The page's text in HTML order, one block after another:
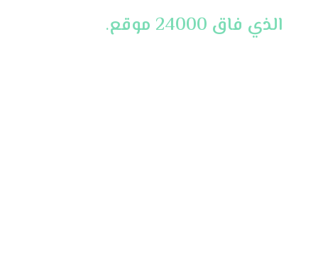
الذي فاق 24000 موقع
.